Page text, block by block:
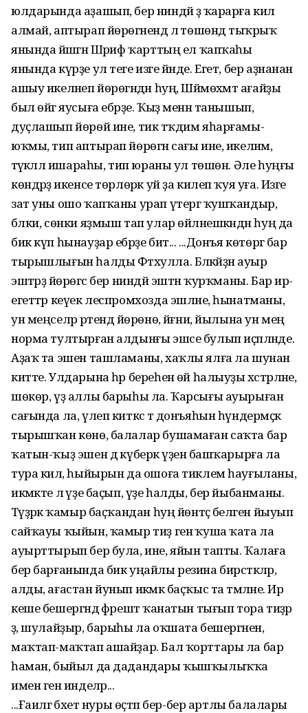
юлдарында аҙашып, бер ниндәй ҙә ҡарарға килә
алмай, аптырап йөрөгәнендә лә төшөндә тыҡрыҡ
янында йәшәгән Шәриф ҡарттың ел ҡапҡаһы
янында күрҙе ул теге изге йәнде. Егет, бер аҙнанан
ашыу икеләнеп йөрөгәндән һуң, Шәймөхәмәт ағайҙы
был өйгә яусыға ебәрҙе. Ҡыҙ менән танышып,
дуҫлашып йөрөй ине, тик тәҡдим яһарғамы-
юҡмы, тип аптырап йөрөгән сағы ине, икеләнмә,
тәүәкәллә ишараһы, тип юраны ул төшөн. Әле һуңғы
көндәрҙә икенсе төрлөрәк уй ҙа килеп ҡуя уға. Изге
зат уны ошо ҡапҡаны урап үтергә ҡушҡандыр,
бәлки, сөнки яҙмыш тап улар өйләнешкәндән һуң да
бик күп һынауҙар ебәрҙе бит... ...Донъя көтөргә бар
тырышлығын һалды Фәтхулла. Бәләкәйҙән ауыр
эштәрҙә йөрөгәс бер ниндәй эштән ҡурҡманы. Бар ир-
егеттәр кеүек леспромхозда эшләне, һынатманы,
ун меңселәр рәтендә йөрөнө, йәғни, йылына ун мең
норма тултырған алдынғы эшсе булып иҫәпләнде.
Аҙаҡ та эшен ташламаны, хаҡлы ялға ла шунан
китте. Улдарына һәр береһенә өй һалыуҙы хәстәрләне,
шөкөр, үҙ аллы барыһы ла. Ҡарсығы ауырыған
сағында ла, үлеп киткәс тә донъяһын һүндермәҫкә
тырышҡан көнө, балалар бушамаған саҡта бар
ҡатын-ҡыҙ эшен дә күберәк үҙенә башҡарырға ла
тура килә, һыйырын да ошоға тиклем һауғыланы,
икмәкте лә үҙе баҫып, үҙе һалды, бер йыбанманы.
Тәүҙәрәк ҡамыр баҫҡандан һуң йөнтәҫ беләген йыуып
сайҡауы ҡыйын, ҡамыр тиҙ генә ҡуша ҡата ла
ауырттырып бер була, ине, яйын тапты. Ҡалаға
бер барғанында бик уңайлы резина бирсәткәләр,
алды, ағастан йунып икәмәк баҫҡыс та әтмәләне. Ир
кеше бешергәндә фәрештә ҡанатын тығып тора тиҙәр
ҙә, шулайҙыр, барыһы ла оҡшата бешергәнен,
маҡтап-маҡтап ашайҙар. Бал ҡорттары ла бар
һаман, быйыл да дадандары ҡышҡылыҡҡа
имен генә инделәр...
...Ғаиләгә бәхет нуры өҫтәп бер-бер артлы балалары